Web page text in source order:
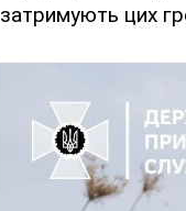
затримують цих